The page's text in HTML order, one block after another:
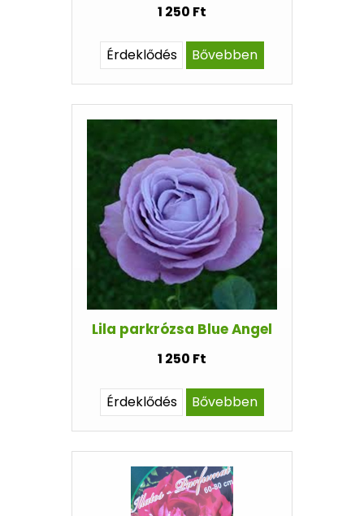
1 250 Ft
Érdeklődés Bővebben
Lila parkrózsa Blue Angel
1 250 Ft
Érdeklődés Bővebben